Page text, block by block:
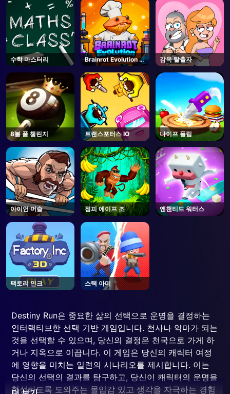
수학 마스터리
Brainrot Evolution -
Roblox
감옥 탈출자
8볼 풀 챌린지 트랜스포터스 IO 나이프 플립
아이언 머슬 점피 에이프 조 엔챈티드 워터스
팩토리 인크 스택 아미
Destiny Run은 중요한 삶의 선택으로 운명을 결정하는
인터랙티브한 선택 기반 게임입니다. 천사나 악마가 되는
것을 선택할 수 있으며, 당신의 결정은 천국으로 가게 하
거나 지옥으로 이끕니다. 이 게임은 당신의 캐릭터 여정
에 영향을 미치는 일련의 시나리오를 제시합니다. 이는
당신의 선택의 결과를 탐구하고, 당신이 캐릭터의 운명을
형성하도록 도와주는 몰입감 있고 생각을 자극하는 경험